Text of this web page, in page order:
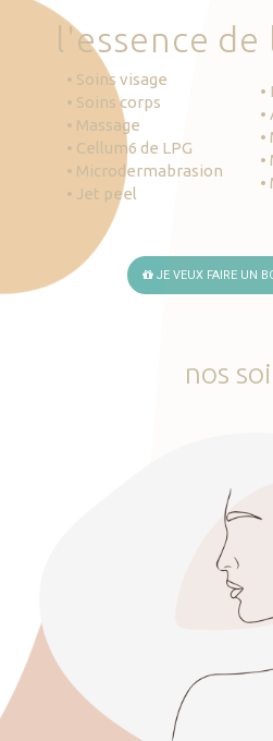
'essence de
• Soins visage
• Soins corps
• Massage
• Cellum6 de LPG
• Microdermabrasion
• Jet peel
•
•
•
•
•
JE VEUX FAIRE UN
nos